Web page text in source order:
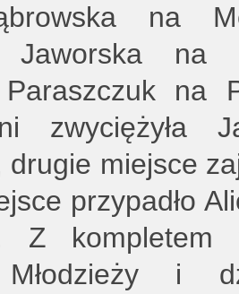
na
Jaworska
Paraszczuk na
zwyciężyła
miejsce
przypadło
Z kompletem
i